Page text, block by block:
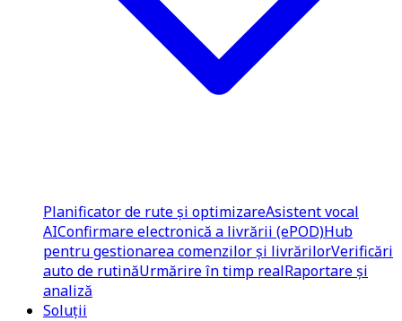
Planificator de rute și optimizareAsistent vocal
AIConfirmare electronică a livrării (ePOD)Hub
pentru gestionarea comenzilor și livrărilorVerificări
auto de rutinăUrmărire în timp realRaportare și
analiză
Soluții